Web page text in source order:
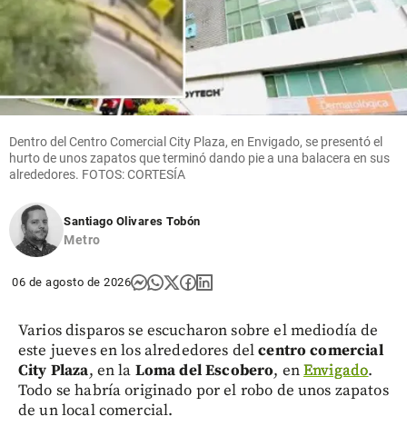
Dentro del Centro Comercial City Plaza, en Envigado, se presentó el
hurto de unos zapatos que terminó dando pie a una balacera en sus
alrededores. FOTOS: CORTESÍA
Santiago Olivares Tobón
Metro
06 de agosto de 2026
Varios disparos se escucharon sobre el mediodía de
este jueves en los alrededores delcentro comercial
City Plaza, en la Loma del Escobero, enEnvigado.
Todo se habría originado por el robo de unos zapatos
de un local comercial.